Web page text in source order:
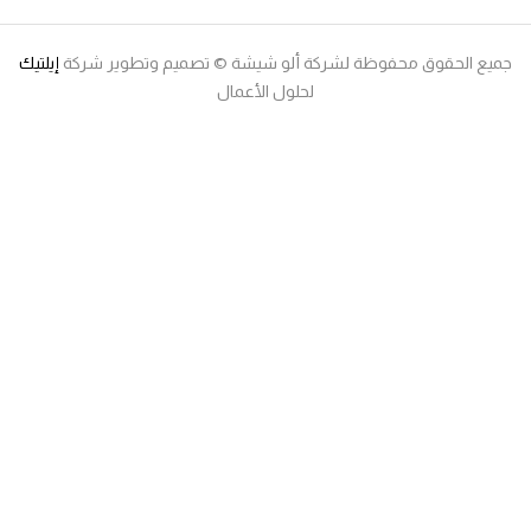
الحقوق محفوظة لشركة ألو شيشة © تصميم وتطوير شركةإيلتيك
لحلول الأعمال